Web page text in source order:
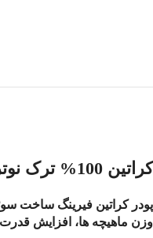
کراتین 100% ترک نوتریشن
پودر کراتین فیرینگ ساخت
وزن ماهیچه ها، افزایش